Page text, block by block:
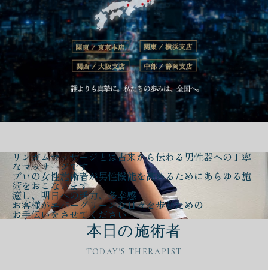
リンガムマッサージとは古来から伝わる男性器への丁寧
なマッサージです
プロの女性施術者が男性機能を高める ためにあらゆる施
術をおこないます
癒し、明日への活力、多幸感
お客様がエバーグリーンな日々を歩むための
お手伝いをさせてください
本日の施術者
TODAY'S THERAPIST